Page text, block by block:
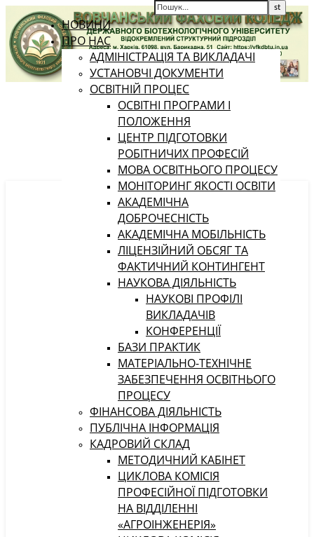
НОВИНИ
ПРО НАС
АДМІНІСТРАЦІЯ ТА ВИКЛАДАЧІ
УСТАНОВЧІ ДОКУМЕНТИ
ОСВІТНІЙ ПРОЦЕС
ОСВІТНІ ПРОГРАМИ І
ПОЛОЖЕННЯ
ЦЕНТР ПІДГОТОВКИ
РОБІТНИЧИХ ПРОФЕСІЙ
МОВА ОСВІТНЬОГО ПРОЦЕСУ
МОНІТОРИНГ ЯКОСТІ ОСВІТИ
АКАДЕМІЧНА
ДОБРОЧЕСНІСТЬ
АКАДЕМІЧНА МОБІЛЬНІСТЬ
ЛІЦЕНЗІЙНИЙ ОБСЯГ ТА
ФАКТИЧНИЙ КОНТИНГЕНТ
НАУКОВА ДІЯЛЬНІСТЬ
НАУКОВІ ПРОФІЛІ
ВИКЛАДАЧІВ
КОНФЕРЕНЦІЇ
БАЗИ ПРАКТИК
МАТЕРІАЛЬНО-ТЕХНІЧНЕ
ЗАБЕЗПЕЧЕННЯ ОСВІТНЬОГО
ПРОЦЕСУ
ФІНАНСОВА ДІЯЛЬНІСТЬ
ПУБЛІЧНА ІНФОРМАЦІЯ
КАДРОВИЙ СКЛАД
МЕТОДИЧНИЙ КАБІНЕТ
ЦИКЛОВА КОМІСІЯ
ПРОФЕСІЙНОЇ ПІДГОТОВКИ
НА ВІДДІЛЕННІ
«АГРОІНЖЕНЕРІЯ»